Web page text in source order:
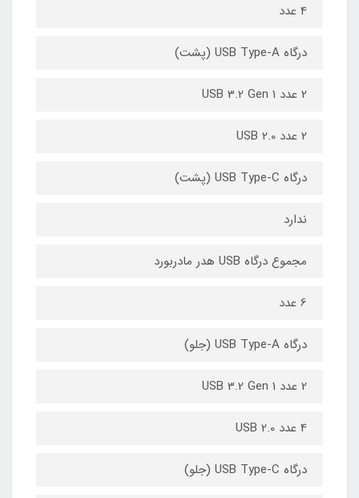
4 عدد
درگاه USB Type-A (پشت)
2 عدد USB 3.2 Gen 1
2 عدد USB 2.0
درگاه USB Type-C (پشت)
ندارد
مجموع درگاه USB هدر مادربورد
6 عدد
درگاه USB Type-A (جلو)
2 عدد USB 3.2 Gen 1
4 عدد USB 2.0
درگاه USB Type-C (جلو)